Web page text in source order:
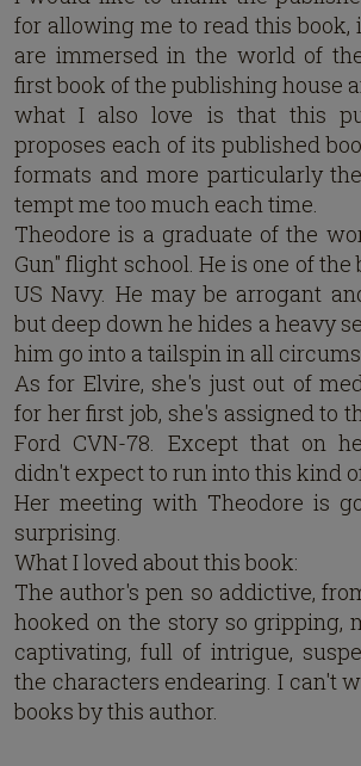
for allowing me to read this
are immersed in the world of
first book of the publishing house
what I also love is that this
proposes each of its published
formats and more particularly
tempt me too much each time.
Theodore is a graduate of the
Gun" flight school. He is one of
US Navy. He may be arrogant
but deep down he hides a heavy
him go into a tailspin in all
As for Elvire, she's just out of
for her first job, she's assigned to
Ford CVN-78. Except that on
didn't expect to run into this kind
Her meeting with Theodore is
surprising.
What I loved about this book:
The author's pen so addictive,
hooked on the story so gripping,
captivating, full of intrigue,
the characters endearing. I can't
books by this author.